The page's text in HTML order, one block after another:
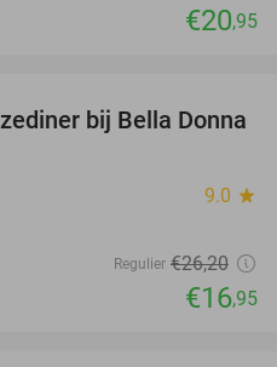
€20,95
35%
bij Bella Donna
9.0 star
Regulier €26,20
€16,95